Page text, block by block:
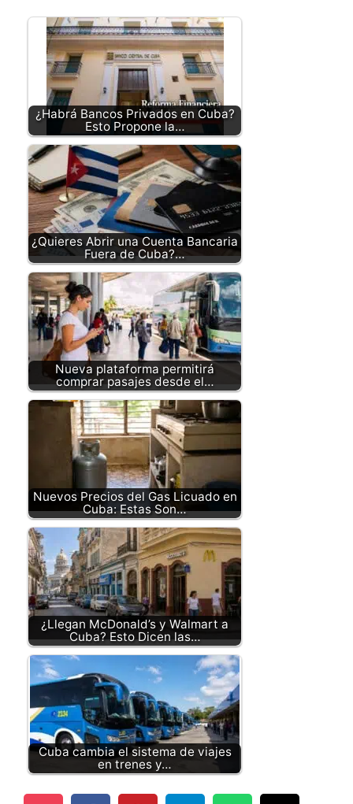
¿Habrá Bancos Privados en Cuba?
Esto Propone la…
¿Quieres Abrir una Cuenta Bancaria
Fuera de Cuba?…
Nueva plataforma permitirá
comprar pasajes desde el…
Nuevos Precios del Gas Licuado en
Cuba: Estas Son…
¿Llegan McDonald’s y Walmart a
Cuba? Esto Dicen las…
Cuba cambia el sistema de viajes
en trenes y…